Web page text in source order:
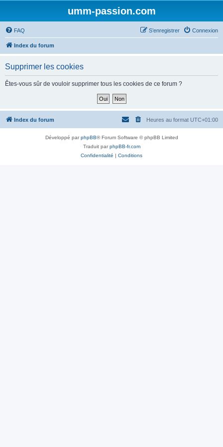
umm-passion.com
FAQ Connexion
S’enregistrer
Index du forum
Supprimer les cookies
Êtes-vous sûr de vouloir supprimer tous les cookies de ce forum ?
Index du forum Heures au format UTC+01:00
Développé parphpBB® Forum Software © phpBB Limited
Traduit parphpBB-fr.com
Confidentialité | Conditions